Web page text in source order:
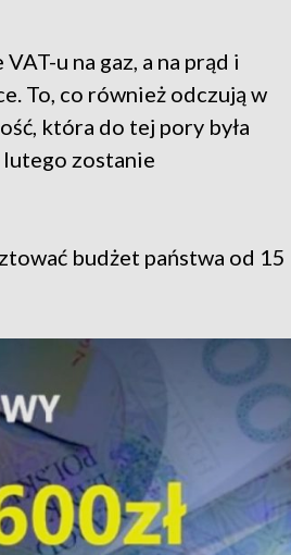
u na gaz, a na prąd i
To, co również odczują w
która do tej pory była
zostanie
budżet państwa od 15